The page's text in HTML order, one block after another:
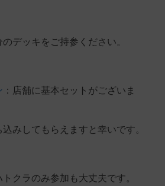
のデッキをご持参ください。
：店舗に基本セットがございま
みしてもらえますと幸いです。
クラのみ参加も大丈夫です。